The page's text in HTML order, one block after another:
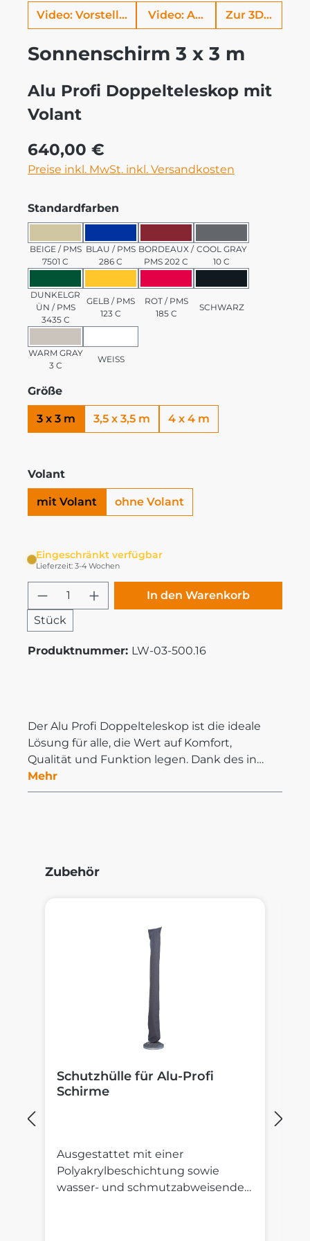
Video: Vorstellung Alu ProfiVideo: AufbauhilfeZur 3D Ansicht
Sonnenschirm 3 x 3 m
Alu Profi Doppelteleskop mit
Volant
Regulärer Preis:
640,00 €
Preise inkl. MwSt. inkl. Versandkosten
Standardfarben
BEIGE / PMS 7501 C
BEIGE / PMS
7501 C
BLAU / PMS 286 C
BLAU / PMS
286 C
BORDEAUX / PMS 202 C
BORDEAUX /
PMS 202 C
COOL GRAY 10 C
COOL GRAY
10 C
DUNKELGRÜN / PMS 3435 C
DUNKELGR
ÜN / PMS
3435 C
GELB / PMS 123 C
GELB / PMS
123 C
ROT / PMS 185 C
ROT / PMS
185 C
SCHWARZ
SCHWARZ
WARM GRAY 3 C
WARM GRAY
3 C
WEISS
WEISS
Größe
3 x 3 m 3,5 x 3,5 m 4 x 4 m
Volant
mit Volant ohne Volant
Eingeschränkt verfügbar
Lieferzeit: 3-4 Wochen
Produkt Anzahl: Gib den
Stück
In den Warenkorb
Produktnummer: LW-03-500.16
Der Alu Profi Doppelteleskop ist die ideale
Lösung für alle, die Wert auf Komfort,
Qualität und Funktion legen. Dank des in…
Mehr
Produktgalerie überspringen
Zubehör
Schutzhülle für Alu-Profi
Schirme
Ausgestattet mit einer
Polyakrylbeschichtung sowie
wasser- und schmutzabweisender